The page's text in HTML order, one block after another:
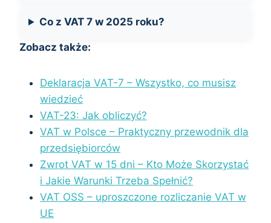
Co z VAT 7 w 2025 roku?
Zobacz także:
Deklaracja VAT-7 – Wszystko, co musisz
wiedzieć
VAT-23: Jak obliczyć?
VAT w Polsce – Praktyczny przewodnik dla
przedsiębiorców
Zwrot VAT w 15 dni – Kto Może Skorzystać
i Jakie Warunki Trzeba Spełnić?
VAT OSS – uproszczone rozliczanie VAT w
UE